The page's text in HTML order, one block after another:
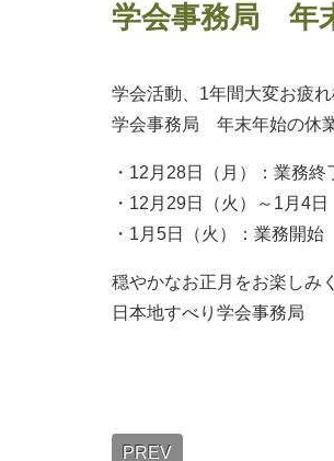
学会事務局 年
学会活動、1年間大変お疲れ
学会事務局 年末年始の休
・12月28日（月）：業務終
・12月29日（火）～1月4
・1月5日（火）：業務開始
穏やかなお正月をお楽しみ
日本地すべり学会事務局
PREV